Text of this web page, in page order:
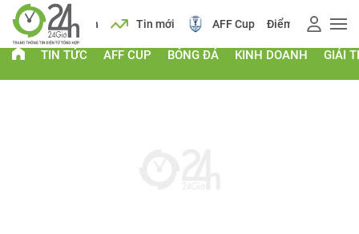
Lịch Tin mới AFF Cup Điểm chuẩn 2026
TIN TỨC AFF CUP BÓNG ĐÁ KINH DOANH GIẢI